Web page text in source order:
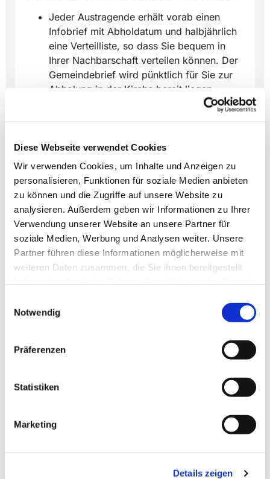
Diese Webseite verwendet Cookies
Wir verwenden Cookies, um Inhalte und Anzeigen zu
personalisieren, Funktionen für soziale Medien anbieten
zu können und die Zugriffe auf unsere Website zu
analysieren. Außerdem geben wir Informationen zu Ihrer
Verwendung unserer Website an unsere Partner für
soziale Medien, Werbung und Analysen weiter. Unsere
Partner führen diese Informationen möglicherweise mit
weiteren Daten zusammen, die Sie ihnen bereitgestellt
Notwendig
Präferenzen
Statistiken
Marketing
Details zeigen
Jeder Austragende erhält vorab einen
Infobrief mit Abholdatum und halbjährlich
eine Verteilliste, so dass Sie bequem in
Ihrer Nachbarschaft verteilen können. Der
Gemeindebrief wird pünktlich für Sie zur
Abholung in der Kirche bereit liegen.
Nutzen Sie einen Spaziergang für eine gute
Bei Interesse wenden Sie sich bitte gerne
an das Gemeindebüro per Mail
info@nicolai-lemgo.de oder unter Tel.
4075
Vielen Dank!
Dies könnte Sie auch